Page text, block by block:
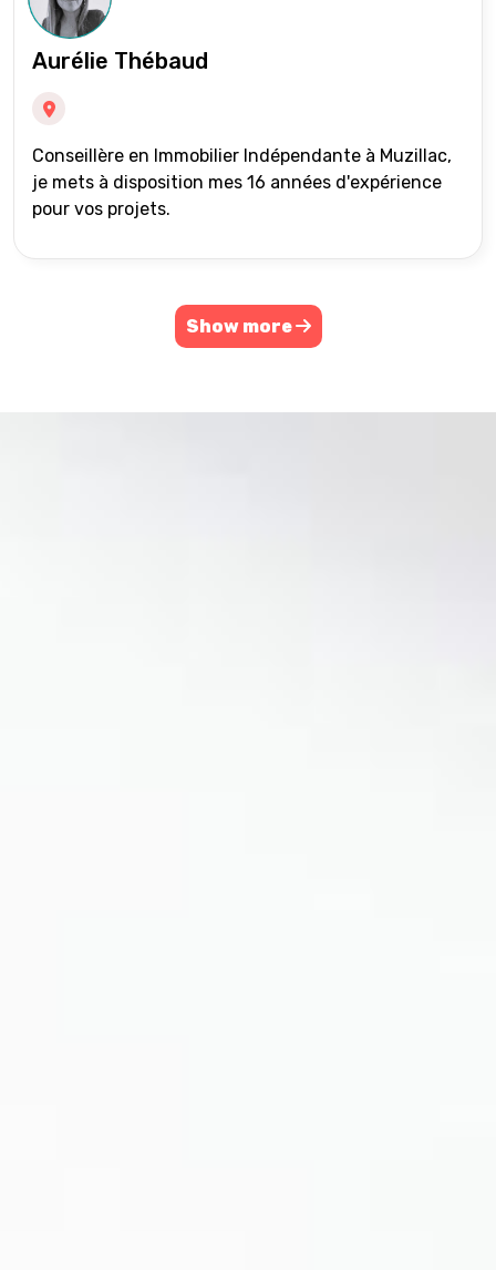
Aurélie Thébaud
Conseillère en Immobilier Indépendante à Muzillac,
je mets à disposition mes 16 années d'expérience
pour vos projets.
Show more